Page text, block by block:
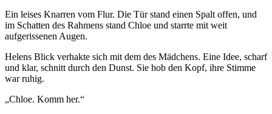
Ein leises Knarren vom Flur. Die Tür stand einen Spalt offen, und
im Schatten des Rahmens stand Chloe und starrte mit weit
aufgerissenen Augen.
Helens Blick verhakte sich mit dem des Mädchens. Eine Idee, scharf
und klar, schnitt durch den Dunst. Sie hob den Kopf, ihre Stimme
war ruhig.
„Chloe. Komm her.“